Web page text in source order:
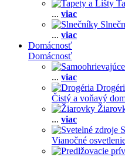
... viac
... viac
Domácnosť
Domácnosť
... viac
Čistý a voňavý
... viac
Vianočné